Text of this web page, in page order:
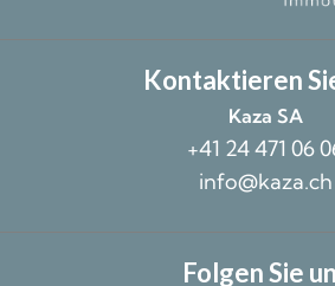
Kontaktieren
Kaza SA
+41 24 471 06
info@kaza.ch
Folgen Sie